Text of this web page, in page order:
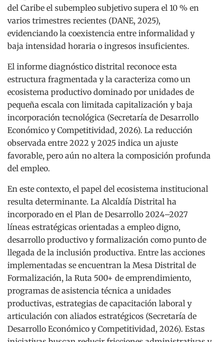
del Caribe el subempleo subjetivo supera el 10 % en
varios trimestres recientes (DANE, 2025),
evidenciando la coexistencia entre informalidad y
baja intensidad horaria o ingresos insuficientes.
El informe diagnóstico distrital reconoce esta
estructura fragmentada y la caracteriza como un
ecosistema productivo dominado por unidades de
pequeña escala con limitada capitalización y baja
incorporación tecnológica (Secretaría de Desarrollo
Económico y Competitividad, 2026). La reducción
observada entre 2022 y 2025 indica un ajuste
favorable, pero aún no altera la composición profunda
del empleo.
En este contexto, el papel del ecosistema institucional
resulta determinante. La Alcaldía Distrital ha
incorporado en el Plan de Desarrollo 2024–2027
líneas estratégicas orientadas a empleo digno,
desarrollo productivo y formalización como punto de
llegada de la inclusión productiva. Entre las acciones
implementadas se encuentran la Mesa Distrital de
Formalización, la Ruta 500+ de emprendimiento,
programas de asistencia técnica a unidades
productivas, estrategias de capacitación laboral y
articulación con aliados estratégicos (Secretaría de
Desarrollo Económico y Competitividad, 2026). Estas